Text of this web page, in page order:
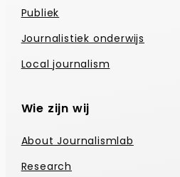
Publiek
Journalistiek onderwijs
Local journalism
Wie zijn wij
About Journalismlab
Research